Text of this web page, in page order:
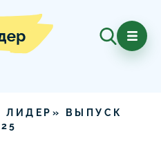
ВЫПУСК
25